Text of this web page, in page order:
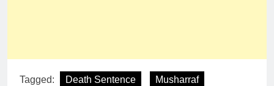
Tagged: Death Sentence Musharraf